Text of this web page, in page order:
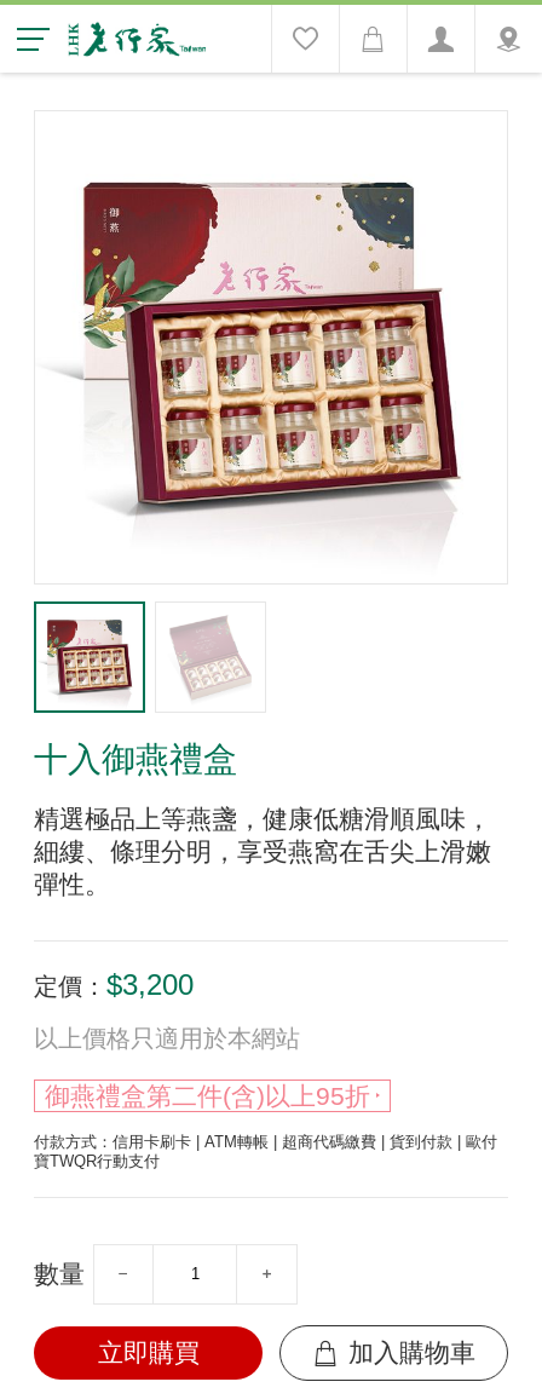
十入御燕禮盒
精選極品上等燕盞，健康低糖滑順風味，
細縷、條理分明，享受燕窩在舌尖上滑嫩
彈性。
定價： $3,200
以上價格只適用於本網站
御燕禮盒第二件(含)以上95折
付款方式：信用卡刷卡 | ATM轉帳 | 超商代碼繳費 | 貨到付款 | 歐付
寶TWQR行動支付
數量
立即購買 加入購物車